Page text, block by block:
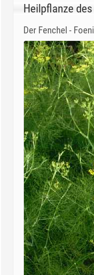
Heilpflanze
Der Fenchel -